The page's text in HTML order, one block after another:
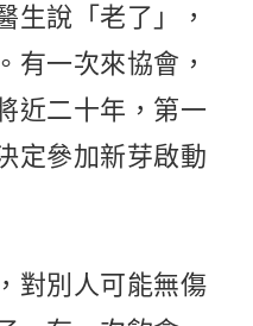
生說「老了」，
有一次來協會，
近二十年，第一
定參加新芽啟動
對別人可能無傷